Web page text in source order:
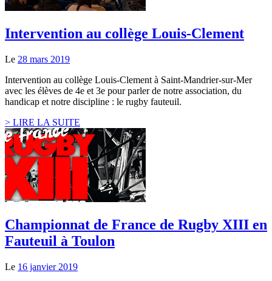
Intervention au collège Louis-Clement
Le 28 mars 2019
Intervention au collège Louis-Clement à Saint-Mandrier-sur-Mer
avec les élèves de 4e et 3e pour parler de notre association, du
handicap et notre discipline : le rugby fauteuil.
> LIRE LA SUITE
Championnat de France de Rugby XIII en
Fauteuil à Toulon
Le 16 janvier 2019